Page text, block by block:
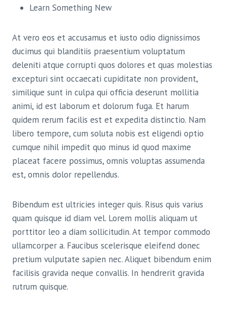
Learn Something New
At vero eos et accusamus et iusto odio dignissimos
ducimus qui blanditiis praesentium voluptatum
deleniti atque corrupti quos dolores et quas molestias
excepturi sint occaecati cupiditate non provident,
similique sunt in culpa qui officia deserunt mollitia
animi, id est laborum et dolorum fuga. Et harum
quidem rerum facilis est et expedita distinctio. Nam
libero tempore, cum soluta nobis est eligendi optio
cumque nihil impedit quo minus id quod maxime
placeat facere possimus, omnis voluptas assumenda
est, omnis dolor repellendus.
Bibendum est ultricies integer quis. Risus quis varius
quam quisque id diam vel. Lorem mollis aliquam ut
porttitor leo a diam sollicitudin. At tempor commodo
ullamcorper a. Faucibus scelerisque eleifend donec
pretium vulputate sapien nec. Aliquet bibendum enim
facilisis gravida neque convallis. In hendrerit gravida
rutrum quisque.